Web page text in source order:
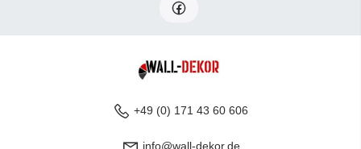
+49 (0) 171 43 60 606
info@wall-dekor.de